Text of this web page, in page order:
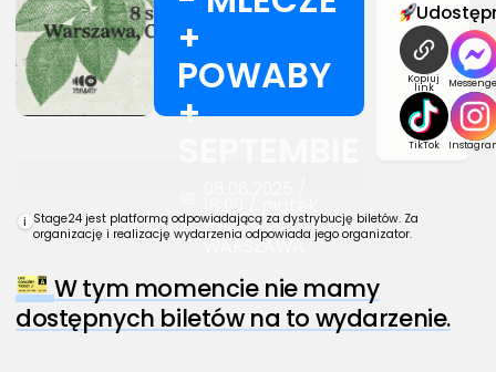
+
POWABY
+
📍 Chmury,
WARSZAWA
Kopiuj
link
TikTok
i Stage24 jest platformą odpowiadającą za dystrybucję biletów. Za
organizację i realizację wydarzenia odpowiada jego organizator.
W tym momencie nie mamy
dostępnych biletów na to wydarzenie.